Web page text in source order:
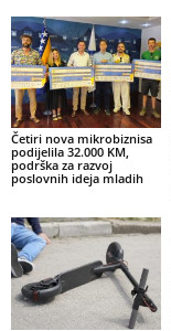
Četiri nova mikrobiznisa
podijelila 32.000 KM,
podrška za razvoj
poslovnih ideja mladih